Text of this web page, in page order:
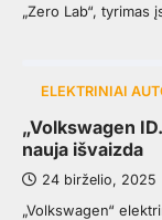
„Zero Lab“, tyrimas
ELEKTRINIAI
„Volkswagen
nauja išvaizda
24 birželio, 2025
„Volkswagen“